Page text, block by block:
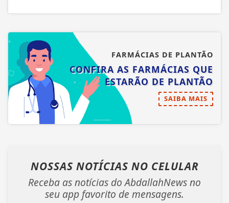
FARMÁCIAS DE PLANTÃO
CONFIRA AS FARMÁCIAS QUE
ESTARÃO DE PLANTÃO
SAIBA MAIS
NOSSAS NOTÍCIAS NO CELULAR
Receba as notícias do AbdallahNews no
seu app favorito de mensagens.